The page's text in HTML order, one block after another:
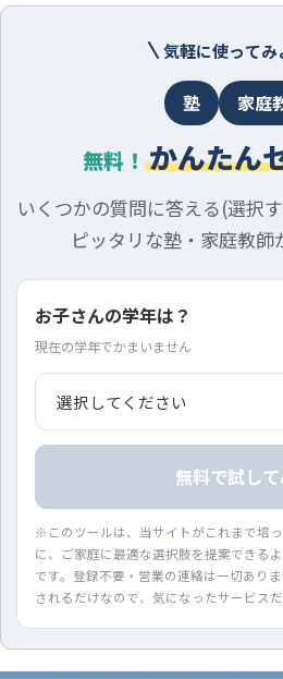
気軽に使ってみ
塾 家庭
無料！ かんたん
いくつかの質問に答える(選択
ピッタリな塾・家庭教師
お子さんの学年は？
現在の学年でかまいません
無料で試し
※このツールは、当サイトがこれまで培
に、ご家庭に最適な選択肢を提案できる
です。登録不要・営業の連絡は一切あり
されるだけなので、気になったサービス